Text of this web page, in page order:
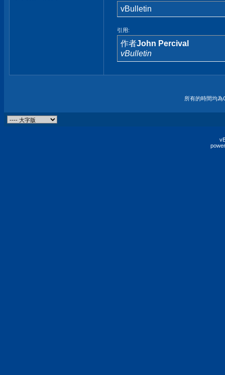
vBulletin
引用:
作者John Percival
vBulletin
所有的時間均為